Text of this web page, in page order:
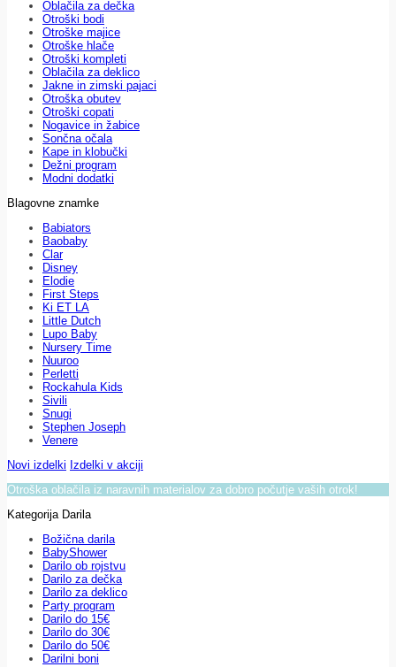
Oblačila za dečka
Otroški bodi
Otroške majice
Otroške hlače
Otroški kompleti
Oblačila za deklico
Jakne in zimski pajaci
Otroška obutev
Otroški copati
Nogavice in žabice
Sončna očala
Kape in klobučki
Dežni program
Modni dodatki
Blagovne znamke
Babiators
Baobaby
Clar
Disney
Elodie
First Steps
Ki ET LA
Little Dutch
Lupo Baby
Nursery Time
Nuuroo
Perletti
Rockahula Kids
Sivili
Snugi
Stephen Joseph
Venere
Novi izdelki Izdelki v akciji
Otroška oblačila iz naravnih materialov za dobro počutje vaših otrok!
Kategorija Darila
Božična darila
BabyShower
Darilo ob rojstvu
Darilo za dečka
Darilo za deklico
Party program
Darilo do 15€
Darilo do 30€
Darilo do 50€
Darilni boni